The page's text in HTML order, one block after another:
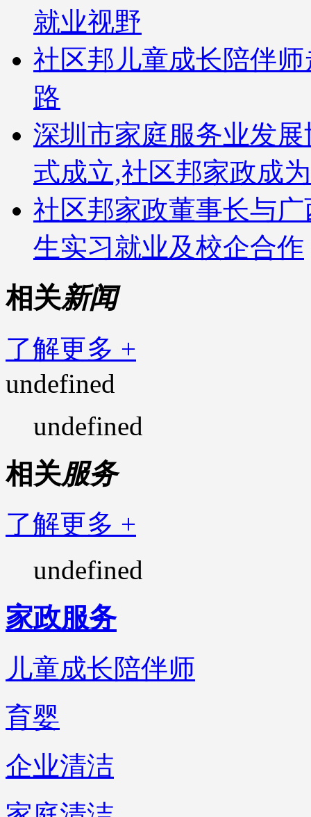
就业视野
社区邦儿童成长陪伴
路
深圳市家庭服务业发
式成立,社区邦家政成
社区邦家政董事长与
生实习就业及校企合作
相关新闻
了解更多 +
undefined
undefined
相关服务
了解更多 +
undefined
家政服务
儿童成长陪伴师
育婴
企业清洁